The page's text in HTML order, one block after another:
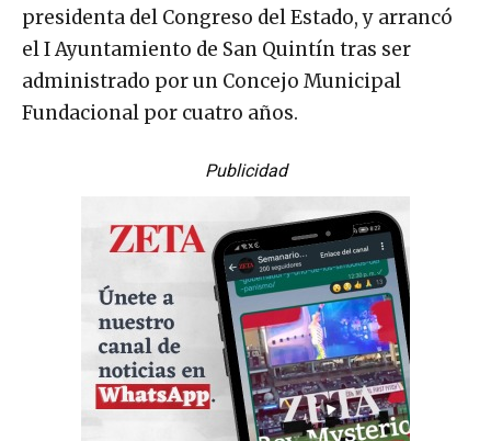
presidenta del Congreso del Estado, y arrancó
el I Ayuntamiento de San Quintín tras ser
administrado por un Concejo Municipal
Fundacional por cuatro años.
Publicidad